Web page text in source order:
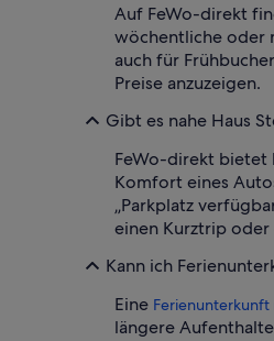
Auf FeWo-direkt
wöchentliche oder
auch für
Preise anzuzeigen.
Gibt es nahe Haus
FeWo-direkt bietet
Komfort eines
„Parkplatz
einen Kurztrip
Kann ich
Eine Ferienunterkunft
längere